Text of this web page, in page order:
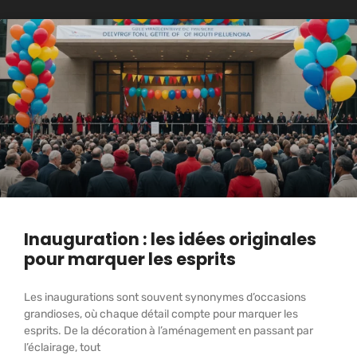
Inauguration : les idées originales
pour marquer les esprits
Les inaugurations sont souvent synonymes d’occasions
grandioses, où chaque détail compte pour marquer les
esprits. De la décoration à l’aménagement en passant par
l’éclairage, tout